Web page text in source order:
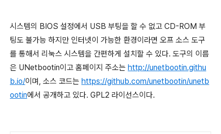
시스템의 BIOS 설정에서 USB 부팅을 할 수 없고 CD-ROM 부
팅도 불가능 하지만 인터넷이 가능한 환경이라면 오프 소스 도구
를 통해서 리눅스 시스템을 간편하게 설치할 수 있다. 도구의 이름
은 UNetbootin이고 홈페이지 주소는 http://unetbootin.githu
b.io/이며, 소스 코드는 https://github.com/unetbootin/unetb
ootin에서 공개하고 있다. GPL2 라이선스이다.